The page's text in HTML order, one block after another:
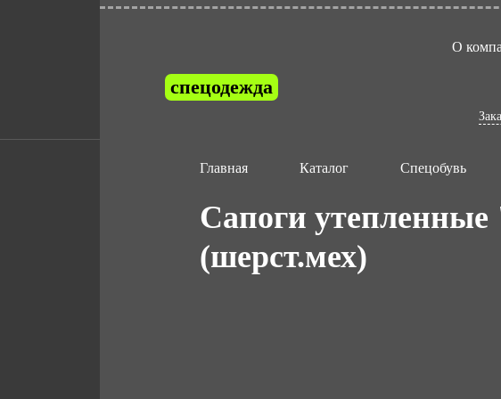
спецодежда
О
Главная Каталог Спецобувь
Сапоги
(шерст.мех)